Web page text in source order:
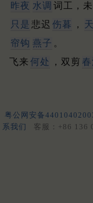
昨夜 水调 词工，
只是 悲迟 伤暮 ，
帘钩 燕子 。
飞来 何处 ，双剪
粤公网安备
系我们
客服：+86 136